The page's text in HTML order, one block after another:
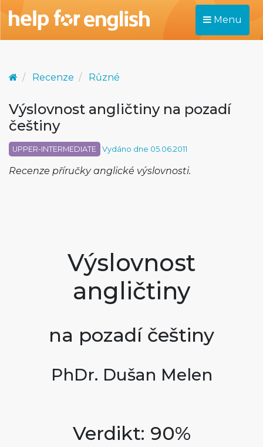
Menu
Recenze Různé
Výslovnost angličtiny na pozadí
češtiny
UPPER-INTERMEDIATE Vydáno dne 05.06.2011
Recenze příručky anglické výslovnosti.
Výslovnost
angličtiny
na pozadí češtiny
PhDr. Dušan Melen
Verdikt: 90%